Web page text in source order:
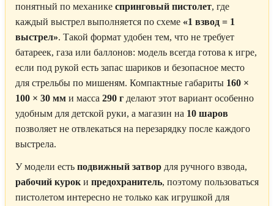
понятный по механике спринговый пистолет, где
каждый выстрел выполняется по схеме «1 взвод = 1
выстрел». Такой формат удобен тем, что не требует
батареек, газа или баллонов: модель всегда готова к игре,
если под рукой есть запас шариков и безопасное место
для стрельбы по мишеням. Компактные габариты 160 ×
100 × 30 мм и масса 290 г делают этот вариант особенно
удобным для детской руки, а магазин на 10 шаров
позволяет не отвлекаться на перезарядку после каждого
выстрела.
У модели есть подвижный затвор для ручного взвода,
рабочий курок и предохранитель, поэтому пользоваться
пистолетом интересно не только как игрушкой для